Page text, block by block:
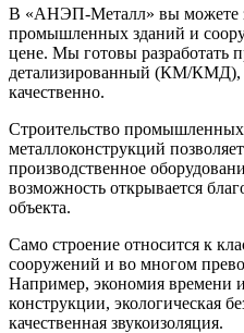
В «АНЭП-Металл» вы можете
промышленных зданий и
цене. Мы готовы разработать
детализированный (КМ/КМД),
качественно.
Строительство
металлоконструкций
производственное
возможность открывается
объекта.
Само строение относится к
сооружений и во многом
Например, экономия времени
конструкции, экологическая
качественная звукоизоляция.